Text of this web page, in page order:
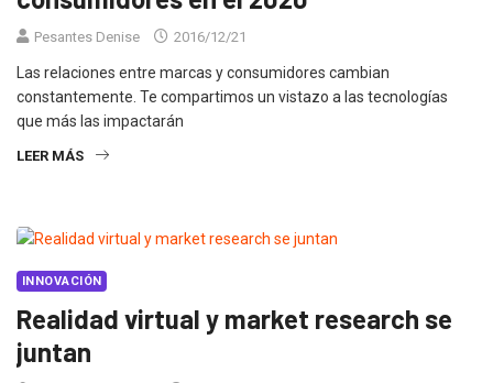
Pesantes Denise 2016/12/21
Las relaciones entre marcas y consumidores cambian
constantemente. Te compartimos un vistazo a las tecnologías
que más las impactarán
LEER MÁS
INNOVACIÓN
Realidad virtual y market research se
juntan